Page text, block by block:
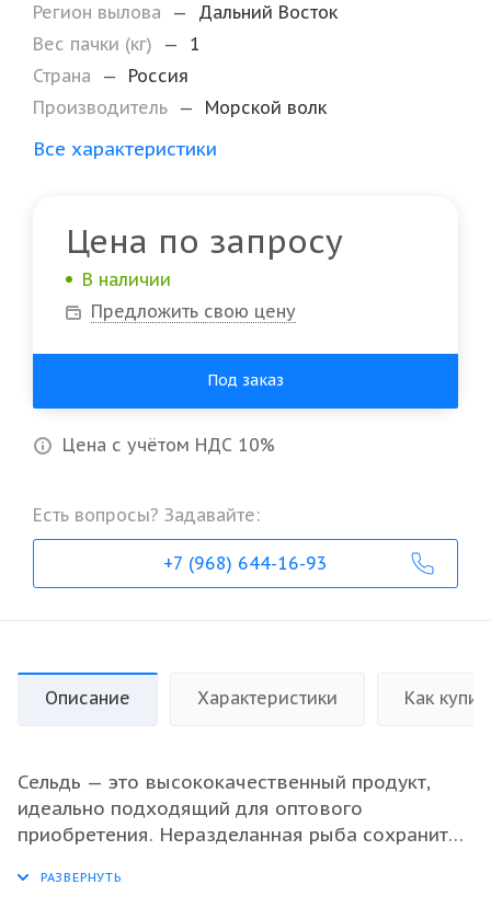
Регион вылова
—
Дальний Восток
Вес пачки (кг)
—
1
Страна
—
Россия
Производитель — Морской волк
Все характеристики
Цена по запросу
В наличии
Предложить свою цену
Под заказ
Цена с учётом НДС 10%
Есть вопросы? Задавайте:
+7 (968) 644-16-93
Описание Характеристики Как
Сельдь — это высококачественный продукт,
идеально подходящий для оптового
приобретения. Неразделанная рыба сохранит
вкус, что делает ее отличным выбором для